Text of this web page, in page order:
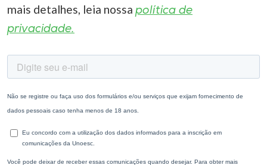
mais detalhes, leia nossa política de
privacidade.